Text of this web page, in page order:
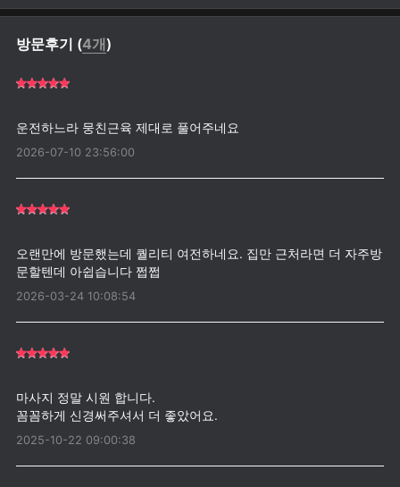
방문후기 (4개)
2026-07-10 23:56:00
오랜만에 방문했는데 퀄리티 여전하네요. 집만 근처라면 더 자주방
2026-03-24 10:08:54
마사지 정말 시원 합니다.
2025-10-22 09:00:38